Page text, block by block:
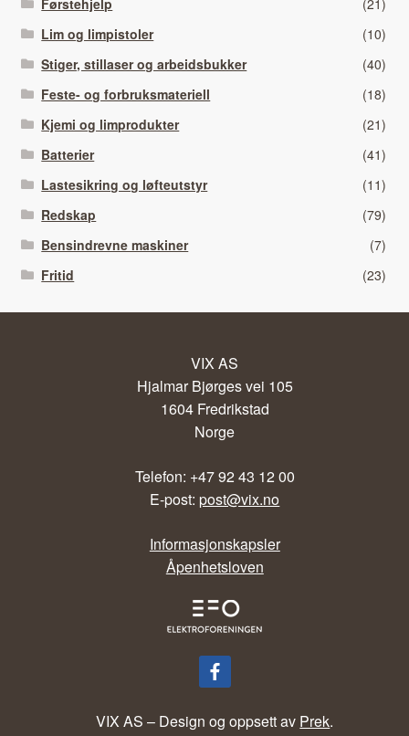
Lim og limpistoler
(10)
Stiger, stillaser og arbeidsbukker
(40)
Feste- og forbruksmateriell
(18)
Kjemi og limprodukter
(21)
Batterier
(41)
Lastesikring og løfteutstyr
(11)
Redskap
(79)
Bensindrevne maskiner
(7)
Fritid
(23)
VIX AS
Hjalmar Bjørges vei 105
1604 Fredrikstad
Norge
Telefon: +47 92 43 12 00
E-post:post@vix.no
Informasjonskapsler
Åpenhetsloven
VIX AS – Design og oppsett av Prek.